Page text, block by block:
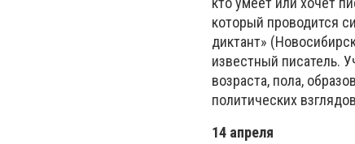
который проводится
диктант»
известный писатель.
возраста, пола,
политических
14 апреля